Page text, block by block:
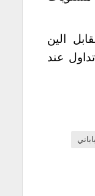
الين
حيث تداول عند